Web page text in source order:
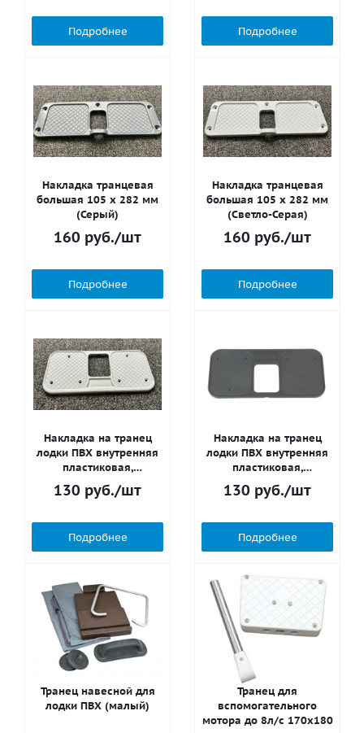
Подробнее Подробнее
Накладка транцевая
большая 105 х 282 мм
(Серый)
160 руб./шт
Подробнее
Накладка транцевая
большая 105 х 282 мм
(Светло-Серая)
160 руб./шт
Подробнее
Накладка на транец
лодки ПВХ внутренняя
пластиковая,
215х100мм (Светло-
Серый)
130 руб./шт
Подробнее
Накладка на транец
лодки ПВХ внутренняя
пластиковая,
215х100мм (Серая)
130 руб./шт
Подробнее
Транец навесной для
лодки ПВХ (малый)
Транец для
вспомогательного
мотора до 8л/с 170х180